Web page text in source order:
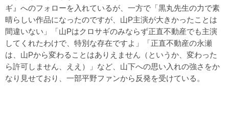
ギ』へのフォローを入れているが、一方で「黒丸先生の力で素
晴らしい作品になったのですが、山P主演が大きかったことは
間違いない」「山Pはクロサギのみならず正直不動産でも主演
してくれたわけで、特別な存在ですよ」「正直不動産の永瀬
は、山Pから変わることはありえません（というか、変わった
ら許可しません、ええ）」など、山下への思い入れの強さをか
なり見せており、一部平野ファンから反発を受けている。